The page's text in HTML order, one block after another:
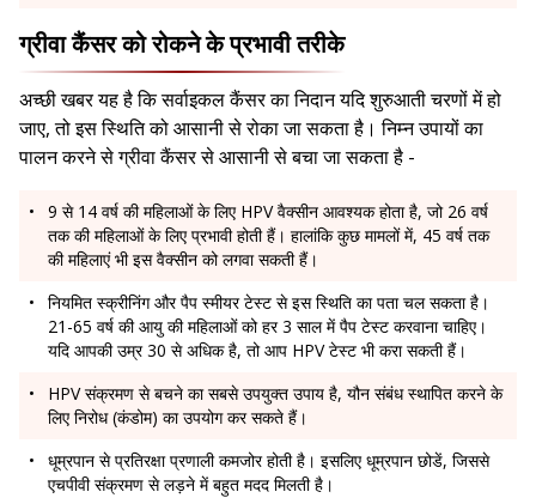
ग्रीवा कैंसर को रोकने के प्रभावी तरीके
अच्छी खबर यह है कि सर्वाइकल कैंसर का निदान यदि शुरुआती चरणों में हो
जाए, तो इस स्थिति को आसानी से रोका जा सकता है। निम्न उपायों का
पालन करने से ग्रीवा कैंसर से आसानी से बचा जा सकता है -
9 से 14 वर्ष की महिलाओं के लिए HPV वैक्सीन आवश्यक होता है, जो 26 वर्ष
तक की महिलाओं के लिए प्रभावी होती हैं। हालांकि कुछ मामलों में, 45 वर्ष तक
की महिलाएं भी इस वैक्सीन को लगवा सकती हैं।
नियमित स्क्रीनिंग और पैप स्मीयर टेस्ट से इस स्थिति का पता चल सकता है।
21-65 वर्ष की आयु की महिलाओं को हर 3 साल में पैप टेस्ट करवाना चाहिए।
यदि आपकी उम्र 30 से अधिक है, तो आप HPV टेस्ट भी करा सकती हैं।
HPV संक्रमण से बचने का सबसे उपयुक्त उपाय है, यौन संबंध स्थापित करने के
लिए निरोध (कंडोम) का उपयोग कर सकते हैं।
धूम्रपान से प्रतिरक्षा प्रणाली कमजोर होती है। इसलिए धूम्रपान छोडें, जिससे
एचपीवी संक्रमण से लड़ने में बहुत मदद मिलती है।